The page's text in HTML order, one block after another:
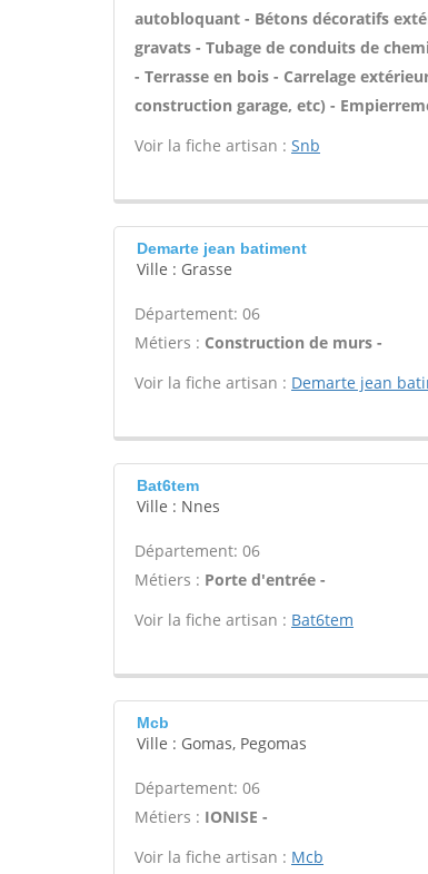
autobloquant - Bétons décoratifs
gravats - Tubage de conduits de
- Terrasse en bois - Carrelage
construction garage, etc) -
Voir la fiche artisan : Snb
Demarte jean batiment
Ville : Grasse
Département: 06
Métiers : Construction de murs -
Voir la fiche artisan : Demarte jean
Bat6tem
Ville : Nnes
Département: 06
Métiers : Porte d'entrée -
Voir la fiche artisan : Bat6tem
Mcb
Ville : Gomas, Pegomas
Département: 06
Métiers : IONISE -
Voir la fiche artisan : Mcb